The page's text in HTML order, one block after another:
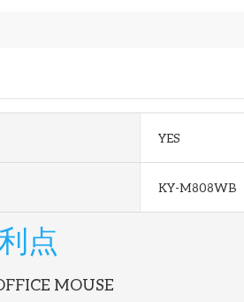
YES
KY-M808WB
点
MOUSE